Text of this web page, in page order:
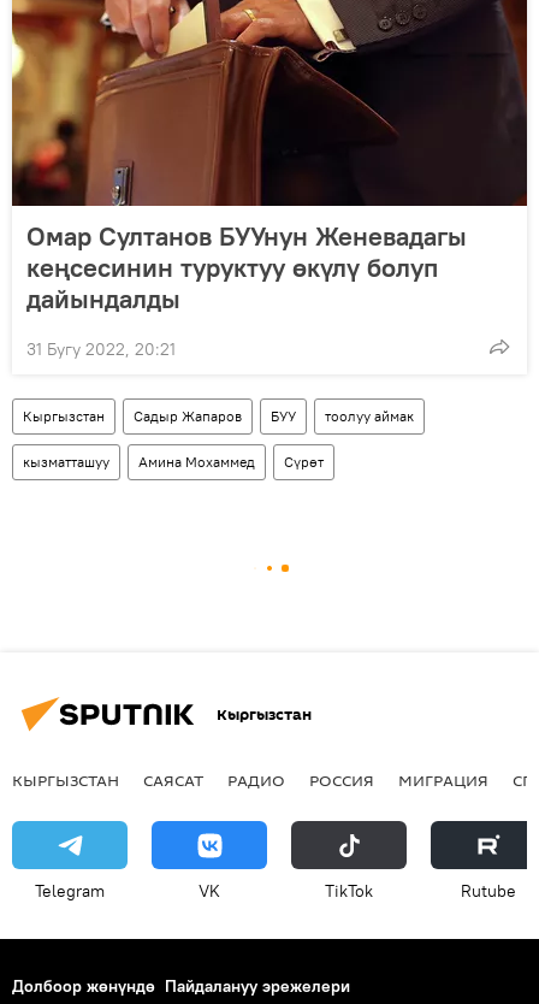
Омар Султанов БУУнун Женевадагы
кеңсесинин туруктуу өкүлү болуп
дайындалды
31 Бугу 2022, 20:21
Кыргызстан Садыр Жапаров БУУ тоолуу аймак
кызматташуу Амина Мохаммед Сүрөт
Кыргызстан
КЫРГЫЗСТАН САЯСАТ РАДИО РОССИЯ МИГРАЦИЯ
Telegram VK ТikТоk Rutube
Долбоор жөнүндө Пайдалануу эрежелери